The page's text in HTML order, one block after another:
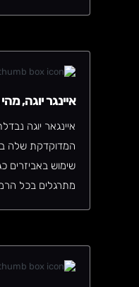
איינגר יוגה,
איינגאר יוגה
המדוקדקת שלה
שימוש באביזרים
מתרגלים בכל
עבור כולם,
מתקדמים, ובעלי